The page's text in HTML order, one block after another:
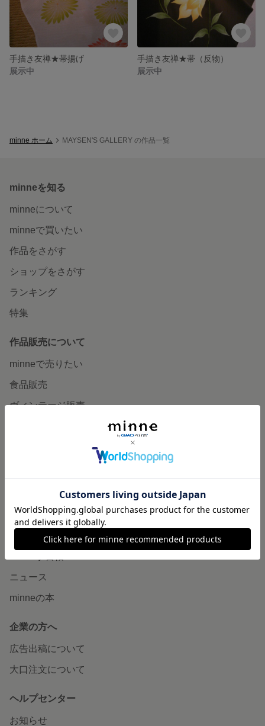
手描き友禅★帯揚げ
展示中
手描き友禅★帯（反物）
展示中
minne ホーム MAYSEN'S GALLERY の作品一覧
minneを知る
minneについて
minneで買いたい
作品をさがす
ショップをさがす
ランキング
特集
作品販売について
minneで売りたい
食品販売
ヴィンテージ販売
読みもの
minneとものづくりと
ニュース
minneの本
企業の方へ
広告出稿について
大口注文について
ヘルプセンター
お知らせ